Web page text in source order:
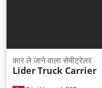
कार ले जाने वाला सेमीट्रेलर
LiderTruck Carrier